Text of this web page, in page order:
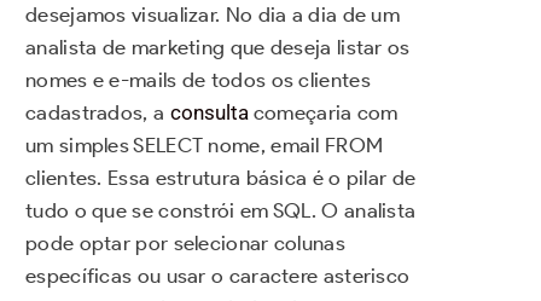
desejamos visualizar. No dia a dia de um
analista de marketing que deseja listar os
nomes e e-mails de todos os clientes
cadastrados, a consulta começaria com
um simples SELECT nome, email FROM
clientes. Essa estrutura básica é o pilar de
tudo o que se constrói em SQL. O analista
pode optar por selecionar colunas
específicas ou usar o caractere asterisco